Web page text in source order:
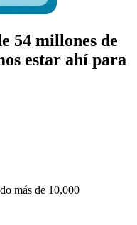
54 millones de
estar ahí para
más de 10,000